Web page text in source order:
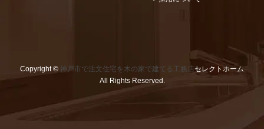
2019 (67)
2016 (101)
Copyright © 神戸市で注文住宅を木の家で建てる工務店セレクトホーム
All Rights Reserved.